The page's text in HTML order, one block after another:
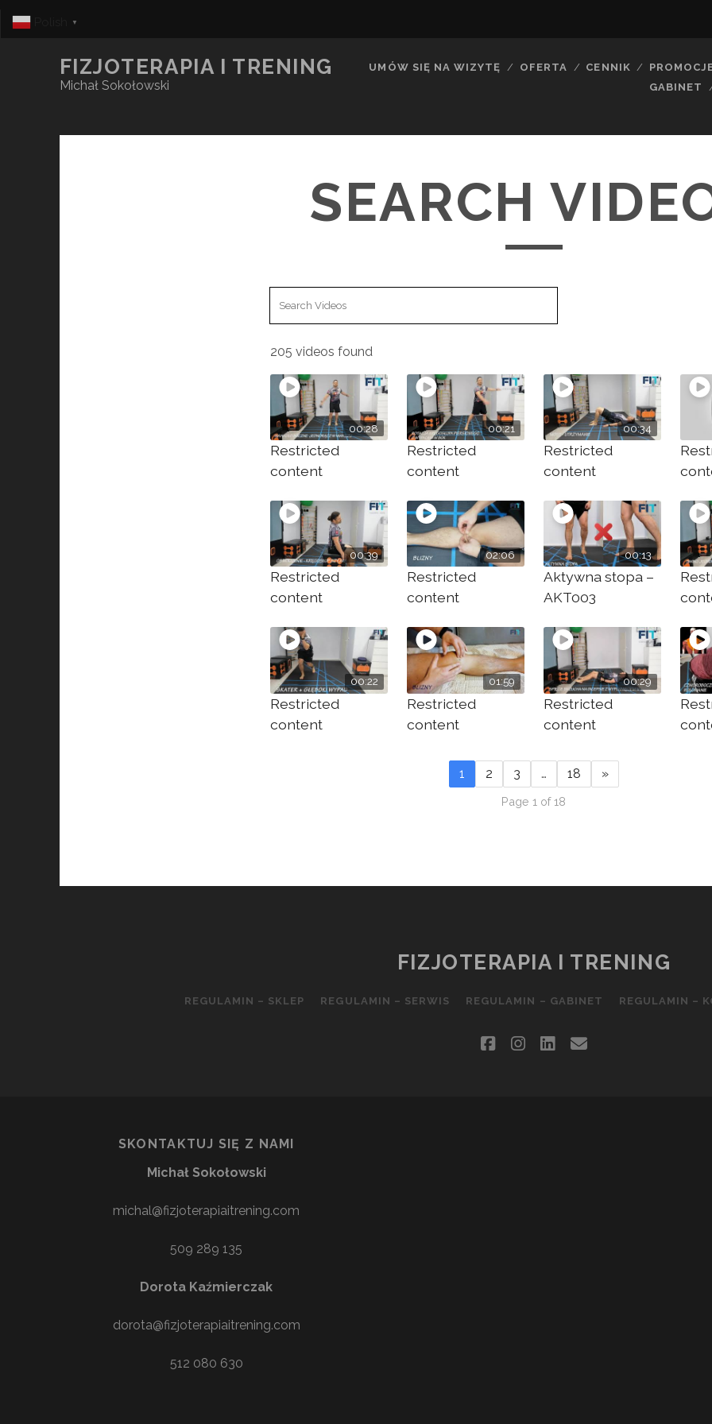
FIZJOTERAPIA I TRENING
Michał Sokołowski
UMÓW SIĘ NA WIZYTĘ OFERTA CENNIK
GABINET
SEARCH
205 videos found
00:28
Restricted
content
00:21
Restricted
content
00:34
Restricted
content
00:39
Restricted
content
02:06
Restricted
content
00:13
Aktywna stopa –
AKT003
00:22
Restricted
content
01:59
Restricted
content
00:29
Restricted
content
1 2 3 … 18 »
Page 1 of 18
FIZJOTERAPIA I TRENING
REGULAMIN – SKLEP REGULAMIN – SERWIS REGULAMIN – GABINET REGULAMIN –
facebookinstagram
linkedin
email
SKONTAKTUJ SIĘ Z NAMI
Michał Sokołowski
michal@fizjoterapiaitrening.com
509 289 135
Dorota Kaźmierczak
dorota@fizjoterapiaitrening.com
512 080 630
▼